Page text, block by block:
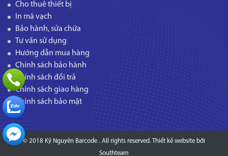
Cho thuê thiết bị
In mã vạch
Bảo hành, sửa chữa
Tư vấn sử dụng
Hướng dẫn mua hàng
Chính sách bảo hành
Chính sách đổi trả
Chính sách giao hàng
Chính sách bảo mật
© 2018 Kỷ Nguyên Barcode . All rights reserved. Thiết kế website bởi
Southteam